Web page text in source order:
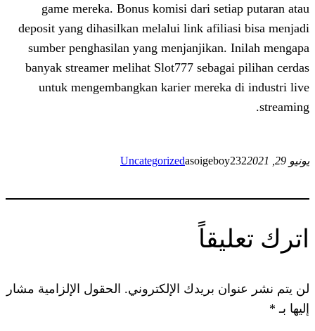
game mereka. Bonus komisi dari
deposit yang dihasilkan melalui link
sumber penghasilan yang
banyak streamer melihat Slot777
untuk mengembangkan karier
Uncategorized
الإلكتروني. الحقول الإلزامية مشار